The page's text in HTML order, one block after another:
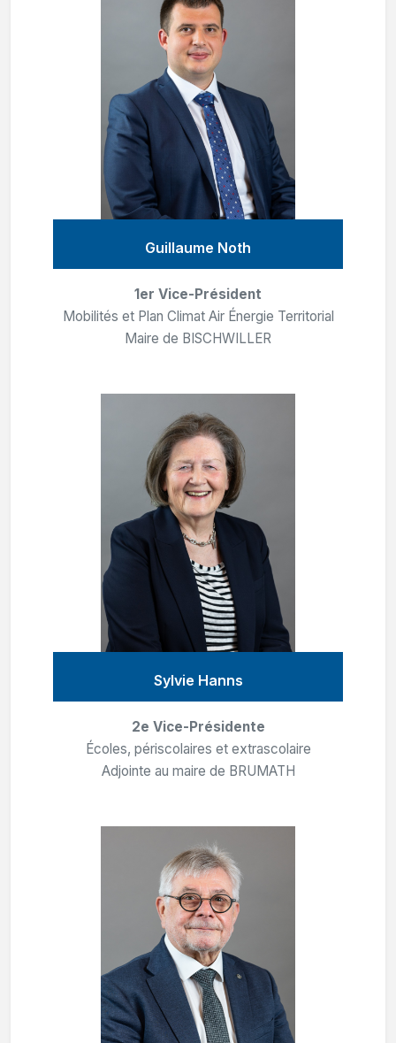
Guillaume Noth
1er Vice-Président
Mobilités et Plan Climat Air Énergie Territorial
Maire de BISCHWILLER
Sylvie Hanns
2e Vice-Présidente
Écoles, périscolaires et extrascolaire
Adjointe au maire de BRUMATH